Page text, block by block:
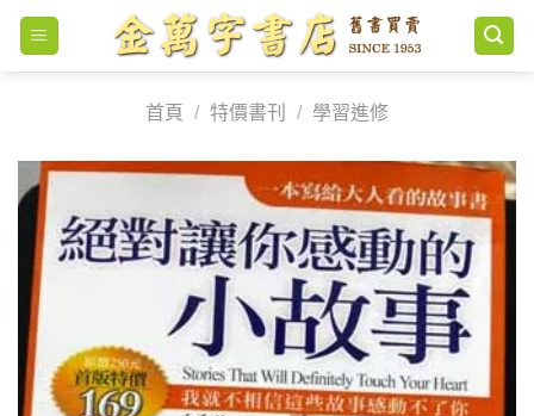
Skip
content
首頁
/ 特價書刊 / 學習進修